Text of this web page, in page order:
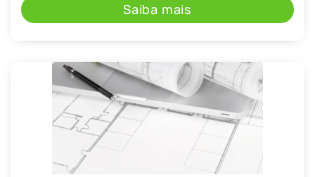
Saiba mais